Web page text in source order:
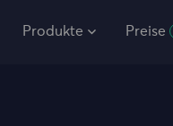
Produkte Preise